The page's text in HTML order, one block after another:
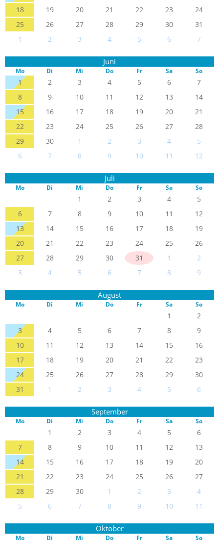
18
19 20 21 22 23
24
25
26 27 28 29 30
31
1
2 3 4 5 6 7
Juni
Mo Di Mi Do Fr Sa So
1 2 3 4 5 6
7
8
9 10 11 12 13
14
15
16 17 18 19 20
21
22
23 24 25 26 27
28
29
30 1 2 3 4
5
6
7 8 9 10 11 12
Juli
Mo Di Mi Do Fr Sa So
1 2 3 4
5
6
7 8 9 10 11
12
13
14 15 16 17 18
19
20
21 22 23 24 25
26
27
28 29 30 31 1
2
3
4 5 6 7 8 9
August
Mo Di Mi Do Fr Sa So
1
2
3
4 5 6 7 8
9
10
11 12 13 14 15
16
17
18 19 20 21 22
23
24
25 26 27 28 29
30
31
1 2 3 4 5 6
September
Mo Di Mi Do Fr Sa So
1 2 3 4 5
6
7
8 9 10 11 12
13
14
15 16 17 18 19
20
21
22 23 24 25 26
27
28
29 30 1 2 3
4
5
6 7 8 9 10 11
Oktober
Mo Di Mi Do Fr Sa So